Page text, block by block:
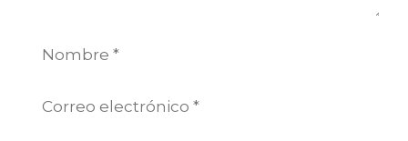
Nombre